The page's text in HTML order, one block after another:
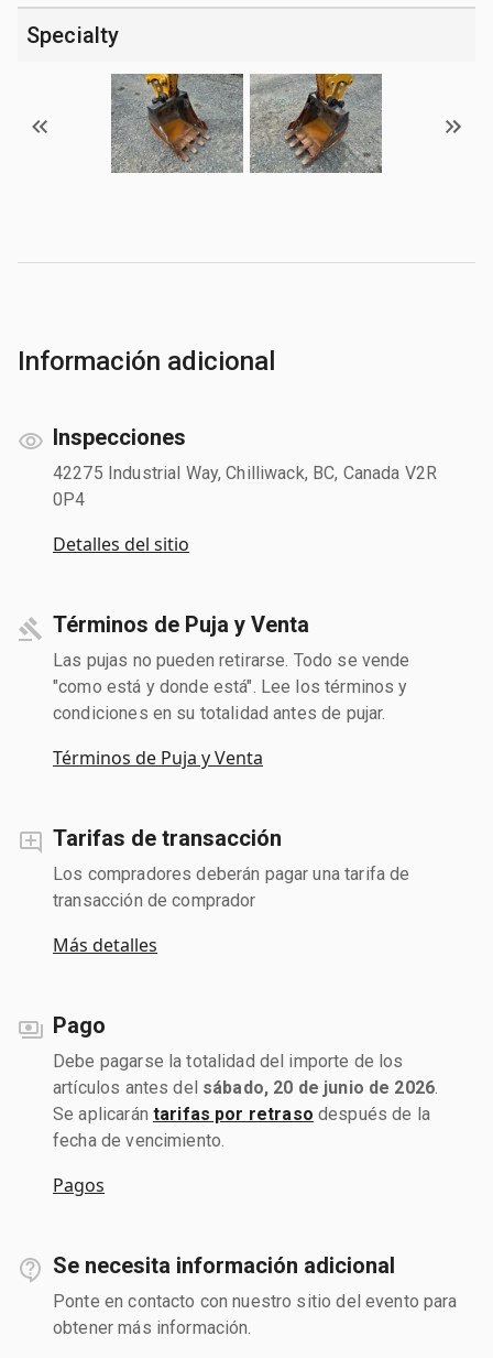
Specialty
Información adicional
Inspecciones
42275 Industrial Way, Chilliwack, BC, Canada V2R
0P4
Detalles del sitio
Términos de Puja y Venta
Las pujas no pueden retirarse. Todo se vende
"como está y donde está". Lee los términos y
condiciones en su totalidad antes de pujar.
Términos de Puja y Venta
Tarifas de transacción
Los compradores deberán pagar una tarifa de
transacción de comprador
Más detalles
Pago
Debe pagarse la totalidad del importe de los
artículos antes del sábado, 20 de junio de 2026
Se aplicarán tarifas por retraso después de la
fecha de vencimiento.
Pagos
Se necesita información adicional
Ponte en contacto con nuestro sitio del evento para
obtener más información.